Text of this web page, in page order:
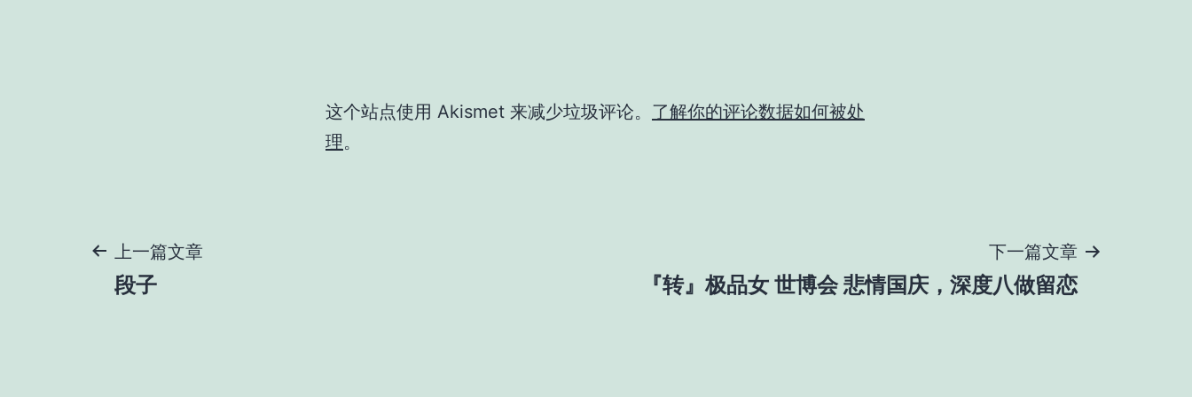
这个站点使用 Akismet 来减少垃圾评论。 了解你的评论数据如何被处
理。
文上一篇文章
段子
下一篇文章
『转』极品女 世博会 悲情国庆，深度八做留恋